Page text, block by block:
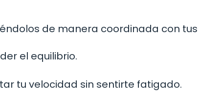
de manera coordinada con tus
el equilibrio.
tu velocidad sin sentirte fatigado.